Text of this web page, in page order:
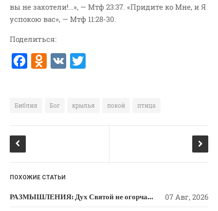
Беседы По Бытие
Информация
Христа"
Поэзия
вы не захотели!…», — Мтф 23:37. «Придите ко Мне, и Я
успокою вас», — Мтф 11:28-30.
Поделиться:
F
e
b
k
O
o
kl
ni
ki
V
te
r
Библия Бог крылья покой птица
ПОХОЖИЕ СТАТЬИ
РАЗМЫШЛЕНИЯ: Дух Святой не огорчайте и не оскорбляйте! 07 Авг, 2026